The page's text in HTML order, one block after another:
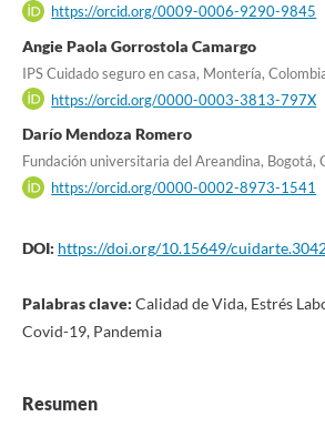
https://orcid.org/0009-0006-9290-9845
Angie Paola Gorrostola Camargo
IPS Cuidado seguro en casa, Montería,
https://orcid.org/0000-0003-3813-797X
Darío Mendoza Romero
Fundación universitaria del Areandina, Bogotá,
https://orcid.org/0000-0002-8973-1541
DOI: https://doi.org/10.15649/
Palabras clave: Calidad de Vida, Estrés
Covid-19, Pandemia
Resumen